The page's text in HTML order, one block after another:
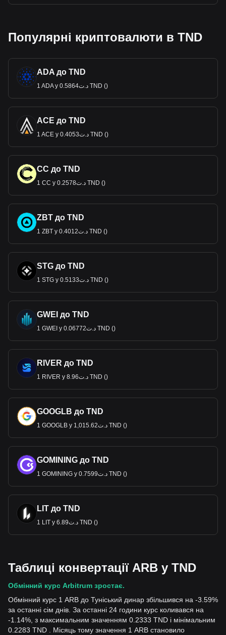
Популярні криптовалюти в TND
ADA до TND
1 ADA у د.ت0.5864 TND ()
ACE до TND
1 ACE у د.ت0.4053 TND ()
CC до TND
1 CC у د.ت0.2578 TND ()
ZBT до TND
1 ZBT у د.ت0.4012 TND ()
STG до TND
1 STG у د.ت0.5133 TND ()
GWEI до TND
1 GWEI у د.ت0.06772 TND ()
RIVER до TND
1 RIVER у د.ت8.96 TND ()
GOOGLB до TND
1 GOOGLB у د.ت1,015.62 TND ()
GOMINING до TND
1 GOMINING у د.ت0.7599 TND ()
LIT до TND
1 LIT у د.ت6.89 TND ()
Таблиці конвертації ARB у TND
Обмінний курс Arbitrum зростає.
Обмінний курс 1 ARB до Туніський динар збільшився на -3.59%
за останні сім днів. За останні 24 години курс коливався на
-1.14%, з максимальним значенням 0.2333 TND і мінімальним
0.2283 TND . Місяць тому значення 1 ARB становило